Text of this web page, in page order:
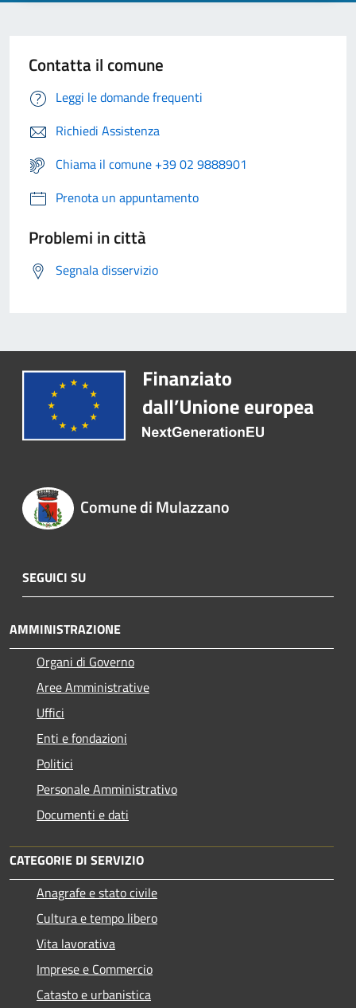
Contatta il comune
Leggi le domande frequenti
Richiedi Assistenza
Chiama il comune +39 02 9888901
Prenota un appuntamento
Problemi in città
Segnala disservizio
Comune di Mulazzano
SEGUICI SU
AMMINISTRAZIONE
Organi di Governo
Aree Amministrative
Uffici
Enti e fondazioni
Politici
Personale Amministrativo
Documenti e dati
CATEGORIE DI SERVIZIO
Anagrafe e stato civile
Cultura e tempo libero
Vita lavorativa
Imprese e Commercio
Catasto e urbanistica